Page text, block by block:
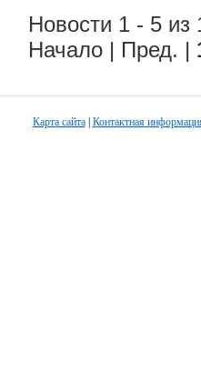
Новости 1 - 5 из
Начало | Пред. |
Карта сайта| Контактная